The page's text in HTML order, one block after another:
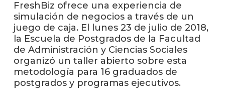
FreshBiz ofrece una experiencia de
simulación de negocios a través de un
juego de caja. El lunes 23 de julio de 2018,
la Escuela de Postgrados de la Facultad
de Administración y Ciencias Sociales
organizó un taller abierto sobre esta
metodología para 16 graduados de
postgrados y programas ejecutivos.